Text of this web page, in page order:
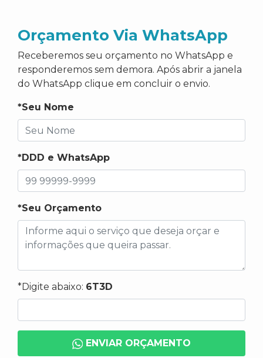
Orçamento Via WhatsApp
Receberemos seu orçamento no WhatsApp e
responderemos sem demora. Após abrir a janela
do WhatsApp clique em concluir o envio.
*Seu Nome
*DDD e WhatsApp
*Seu Orçamento
*Digite abaixo: 6T3D
ENVIAR ORÇAMENTO